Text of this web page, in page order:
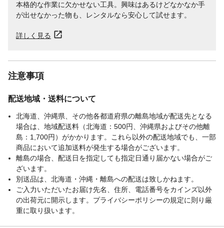
本格的な作業に欠かせない工具。興味はあるけどなかなか手
が出せなかった物も、レンタルなら安心して試せます。
詳しく見る
注意事項
配送地域・送料について
北海道、沖縄県、その他各都道府県の離島地域が配送先となる
場合は、地域配送料（北海道：500円、沖縄県およびその他離
島：1,700円）がかかります。これら以外の配送地域でも、一部
商品において追加送料が発生する場合がございます。
離島の場合、配送日を指定しても指定日通り届かない場合がご
ざいます。
別送品は、北海道・沖縄・離島への配送は致しかねます。
ご入力いただいたお届け先名、住所、電話番号をカインズ以外
の出荷元に開示します。プライバシーポリシーの規定に則り厳
重に取り扱います。